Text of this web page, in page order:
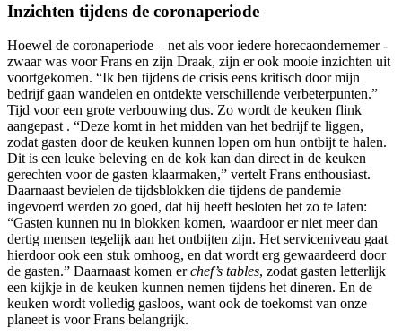
Inzichten tijdens de coronaperiode
Hoewel de coronaperiode – net als voor iedere horecaondernemer -
zwaar was voor Frans en zijn Draak, zijn er ook mooie inzichten uit
voortgekomen. “Ik ben tijdens de crisis eens kritisch door mijn
bedrijf gaan wandelen en ontdekte verschillende verbeterpunten.”
Tijd voor een grote verbouwing dus. Zo wordt de keuken flink
aangepast . “Deze komt in het midden van het bedrijf te liggen,
zodat gasten door de keuken kunnen lopen om hun ontbijt te halen.
Dit is een leuke beleving en de kok kan dan direct in de keuken
gerechten voor de gasten klaarmaken,” vertelt Frans enthousiast.
Daarnaast bevielen de tijdsblokken die tijdens de pandemie
ingevoerd werden zo goed, dat hij heeft besloten het zo te laten:
“Gasten kunnen nu in blokken komen, waardoor er niet meer dan
dertig mensen tegelijk aan het ontbijten zijn. Het serviceniveau gaat
hierdoor ook een stuk omhoog, en dat wordt erg gewaardeerd door
de gasten.” Daarnaast komen erchef’s tables, zodat gasten letterlijk
een kijkje in de keuken kunnen nemen tijdens het dineren. En de
keuken wordt volledig gasloos, want ook de toekomst van onze
planeet is voor Frans belangrijk.